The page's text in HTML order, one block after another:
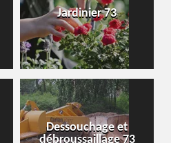
Jardinier 73
Dessouchage et
débroussaillage 73